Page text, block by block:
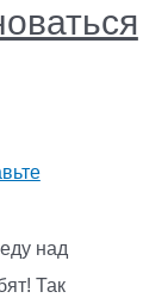
над
Так